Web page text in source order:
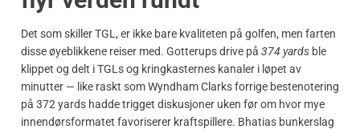
Det som skiller TGL, er ikke bare kvaliteten på golfen, men farten
disse øyeblikkene reiser med. Gotterups drive på 374 yards ble
klippet og delt i TGLs og kringkasternes kanaler i løpet av
minutter — like raskt som Wyndham Clarks forrige bestenotering
på 372 yards hadde trigget diskusjoner uken før om hvor mye
innendørsformatet favoriserer kraftspillere. Bhatias bunkerslag